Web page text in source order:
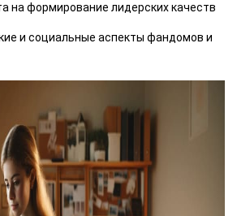
на формирование лидерских качеств
и социальные аспекты фандомов и